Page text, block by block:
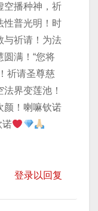
空播种神，祈
性普光明！时
与祈请！为法
满！“您将
祈请圣尊慈
界变莲池！
颜！喇嘛钦诺
诺
登录以回复